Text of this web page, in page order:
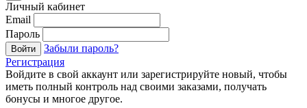
Личный кабинет
Email
Пароль
Войти
Забыли пароль?
Регистрация
Войдите в свой аккаунт или зарегистрируйте новый, чтобы
иметь полный контроль над своими заказами, получать
бонусы и многое другое.